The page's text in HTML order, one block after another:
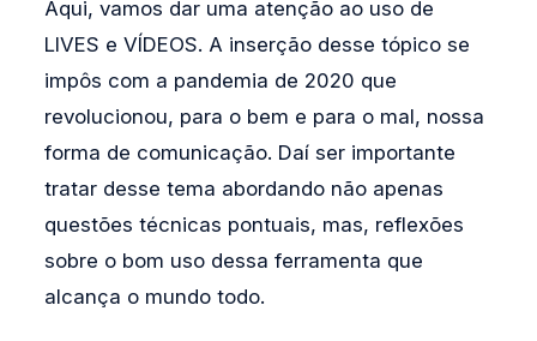
Aqui, vamos dar uma atenção ao uso de
LIVES e VÍDEOS. A inserção desse tópico se
impôs com a pandemia de 2020 que
revolucionou, para o bem e para o mal, nossa
forma de comunicação. Daí ser importante
tratar desse tema abordando não apenas
questões técnicas pontuais, mas, reflexões
sobre o bom uso dessa ferramenta que
alcança o mundo todo.